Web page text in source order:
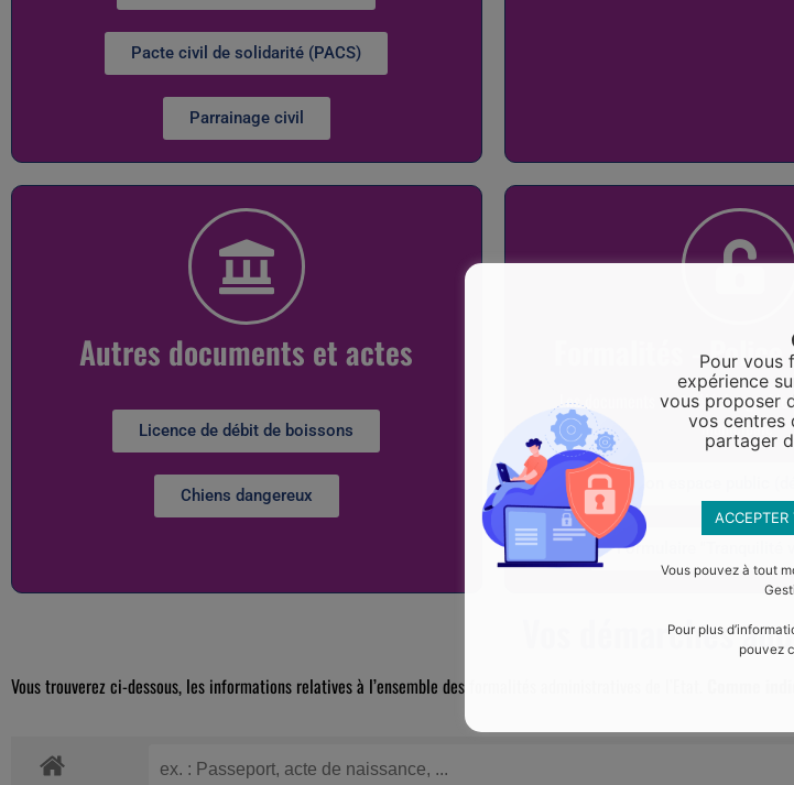
Pacte civil de solidarité (PACS)
Parrainage civil
Autres documents et actes
Licence de débit de boissons
Chiens dangereux
Formalités -
Les documents sont
municipale"
Occupation espace public
Formulaire "Tranquilité
Vos démarches
Vous trouverez ci-dessous, les informations relatives à l’ensemble des formalités administratives de l’Etat. Comme
Pour vous
expérience
vous proposer
vos centres
partager
ACCEPTER
Vous pouvez à tout
Pour plus
pouvez